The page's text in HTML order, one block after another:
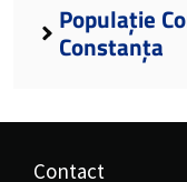
Populație
Constanța
Contact